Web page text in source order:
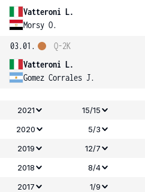
Vatteroni L.
Morsy O.
03.01.
Vatteroni L.
Gomez Corrales J.
Q-2K
2021 15/15
2020
5/3
2019
12/7
2018
8/4
2017 1/9